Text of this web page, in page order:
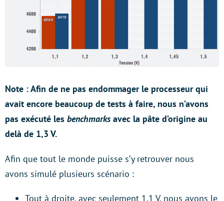
Note : Afin de ne pas endommager le processeur qui
avait encore beaucoup de tests à faire, nous n’avons
pas exécuté les benchmarks avec la pâte d’origine au
delà de 1,3 V.
Afin que tout le monde puisse s’y retrouver nous
avons simulé plusieurs scénario :
Tout à droite, avec seulement 1,1 V, nous avons le